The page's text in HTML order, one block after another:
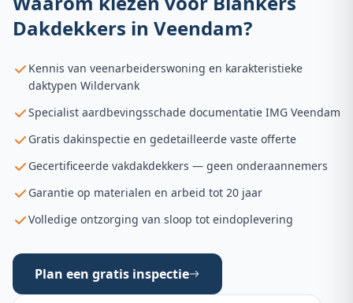
Dakdekkers in Veendam?
Kennis van veenarbeiderswoning en karakteristieke
daktypen Wildervank
Specialist aardbevingsschade documentatie IMG Veendam
Gratis dakinspectie en gedetailleerde vaste offerte
Gecertificeerde vakdakdekkers — geen onderaannemers
Garantie op materialen en arbeid tot 20 jaar
Volledige ontzorging van sloop tot eindoplevering
Plan een gratis inspectie